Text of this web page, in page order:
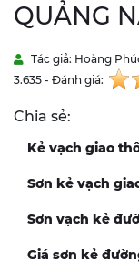
QUẢNG
Tác giả: Hoàng
3.635 - Đánh giá:
Chia sẻ:
Kẻ vạch giao
Sơn kẻ vạch
Sơn vạch kẻ
Giá sơn kẻ